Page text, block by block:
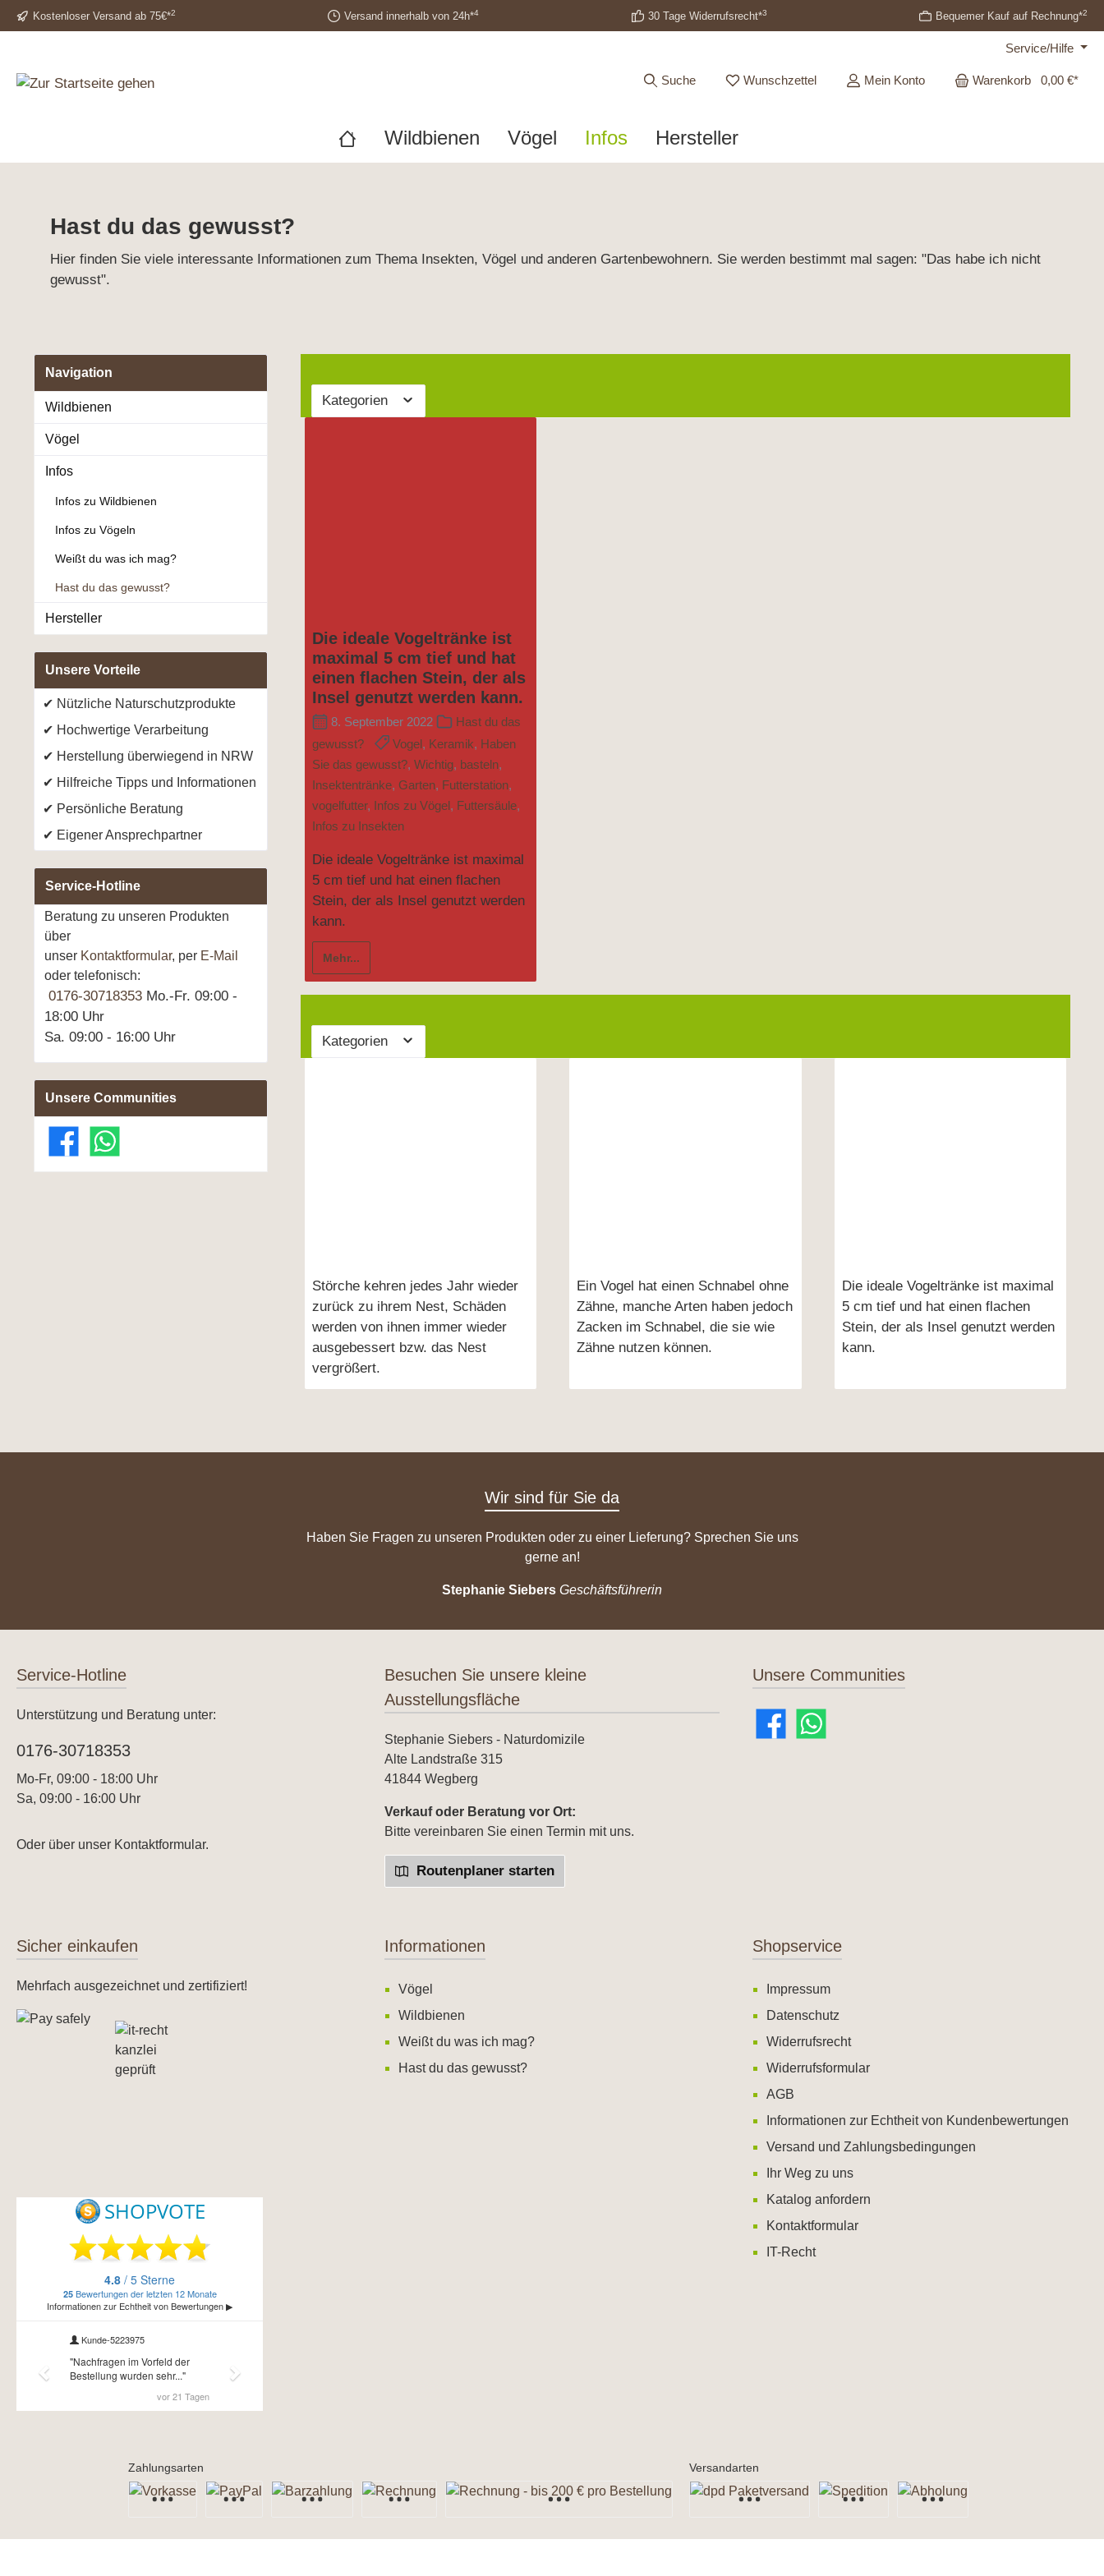
Kostenloser Versand ab 75€*2 Versand innerhalb von 24h*4 30 Tage Widerrufsrecht*3 Bequemer Kauf auf Rechnung*2
Service/Hilfe
Suche Wunschzettel Mein Konto Warenkorb 0,00 €*
Wildbienen Vögel Infos Hersteller
Hast du das gewusst?
Hier finden Sie viele interessante Informationen zum Thema Insekten, Vögel und anderen Gartenbewohnern. Sie werden bestimmt mal sagen: "Das habe ich nicht
gewusst".
Navigation
Wildbienen
Vögel
Infos
Infos zu Wildbienen
Infos zu Vögeln
Weißt du was ich mag?
Hast du das gewusst?
Hersteller
Unsere Vorteile
Nützliche Naturschutzprodukte
Hochwertige Verarbeitung
Herstellung überwiegend in NRW
Hilfreiche Tipps und Informationen
Persönliche Beratung
Eigener Ansprechpartner
Service-Hotline
Beratung zu unseren Produkten
über
unser Kontaktformular, per E-Mail
oder telefonisch:
0176-30718353 Mo.-Fr. 09:00 -
18:00 Uhr
Sa. 09:00 - 16:00 Uhr
Unsere Communities
Kategorien
Die ideale Vogeltränke ist
maximal 5 cm tief und hat
einen flachen Stein, der als
Insel genutzt werden kann.
8. September 2022
Hast du das
gewusst?
Vogel, Keramik, Haben
Sie das gewusst?, Wichtig, basteln,
Insektentränke, Garten, Futterstation,
vogelfutter, Infos zu Vögel, Futtersäule,
Infos zu Insekten
Die ideale Vogeltränke ist maximal
5 cm tief und hat einen flachen
Stein, der als Insel genutzt werden
kann.
Mehr...
Kategorien
Störche kehren jedes Jahr wieder
zurück zu ihrem Nest, Schäden
werden von ihnen immer wieder
ausgebessert bzw. das Nest
vergrößert.
Ein Vogel hat einen Schnabel ohne
Zähne, manche Arten haben jedoch
Zacken im Schnabel, die sie wie
Zähne nutzen können.
Die ideale Vogeltränke ist maximal
5 cm tief und hat einen flachen
Stein, der als Insel genutzt werden
kann.
Wir sind für Sie da
Haben Sie Fragen zu unseren Produkten oder zu einer Lieferung? Sprechen Sie uns
gerne an!
Stephanie Siebers Geschäftsführerin
Service-Hotline
Unterstützung und Beratung unter:
0176-30718353
Mo-Fr, 09:00 - 18:00 Uhr
Sa, 09:00 - 16:00 Uhr
Oder über unser Kontaktformular.
Besuchen Sie unsere kleine
Ausstellungsfläche
Stephanie Siebers - Naturdomizile
Alte Landstraße 315
41844 Wegberg
Verkauf oder Beratung vor Ort:
Bitte vereinbaren Sie einen Termin mit uns.
Routenplaner starten
Unsere Communities
Sicher einkaufen
Mehrfach ausgezeichnet und zertifiziert!
Informationen
Vögel
Wildbienen
Weißt du was ich mag?
Hast du das gewusst?
Shopservice
Impressum
Datenschutz
Widerrufsrecht
Widerrufsformular
AGB
Informationen zur Echtheit von Kundenbewertungen
Versand und Zahlungsbedingungen
Ihr Weg zu uns
Katalog anfordern
Kontaktformular
IT-Recht
Zahlungsarten Versandarten